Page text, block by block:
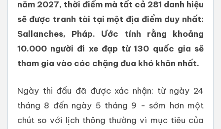
năm 2027, thời điểm mà tất cả 281 danh hiệu
sẽ được tranh tài tại một địa điểm duy nhất:
Sallanches, Pháp. Ước tính rằng khoảng
10.000 người đi xe đạp từ 130 quốc gia sẽ
tham gia vào các chặng đua khó khăn nhất.
Ngày thi đấu đã được xác nhận: từ ngày 24
tháng 8 đến ngày 5 tháng 9 - sớm hơn một
chút so với lịch thông thường vì mục tiêu của